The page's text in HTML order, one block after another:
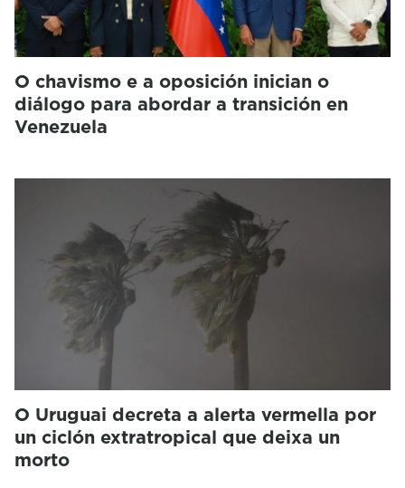
O chavismo e a oposición inician o
diálogo para abordar a transición en
Venezuela
O Uruguai decreta a alerta vermella por
un ciclón extratropical que deixa un
morto